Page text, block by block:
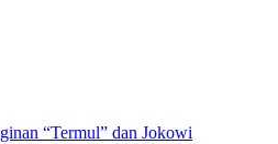
“Termul” dan Jokowi